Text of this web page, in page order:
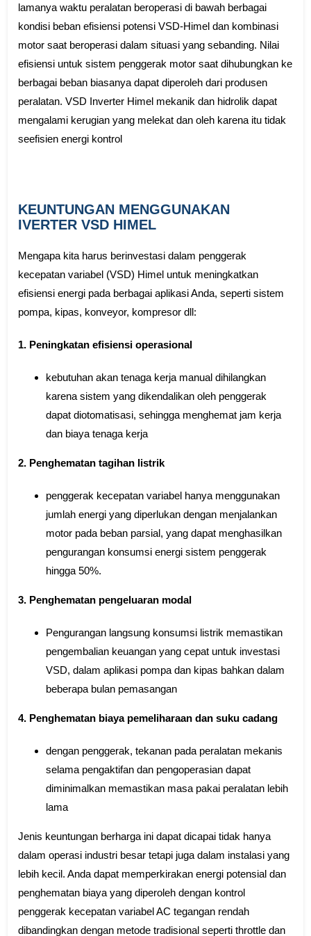
lamanya waktu peralatan beroperasi di bawah berbagai
kondisi beban efisiensi potensi VSD-Himel dan kombinasi
motor saat beroperasi dalam situasi yang sebanding. Nilai
efisiensi untuk sistem penggerak motor saat dihubungkan ke
berbagai beban biasanya dapat diperoleh dari produsen
peralatan. VSD Inverter Himel mekanik dan hidrolik dapat
mengalami kerugian yang melekat dan oleh karena itu tidak
seefisien energi kontrol
KEUNTUNGAN MENGGUNAKAN
IVERTER VSD HIMEL
Mengapa kita harus berinvestasi dalam penggerak
kecepatan variabel (VSD) Himel untuk meningkatkan
efisiensi energi pada berbagai aplikasi Anda, seperti sistem
pompa, kipas, konveyor, kompresor dll:
1. Peningkatan efisiensi operasional
kebutuhan akan tenaga kerja manual dihilangkan
karena sistem yang dikendalikan oleh penggerak
dapat diotomatisasi, sehingga menghemat jam kerja
dan biaya tenaga kerja
2. Penghematan tagihan listrik
penggerak kecepatan variabel hanya menggunakan
jumlah energi yang diperlukan dengan menjalankan
motor pada beban parsial, yang dapat menghasilkan
pengurangan konsumsi energi sistem penggerak
hingga 50%.
3. Penghematan pengeluaran modal
Pengurangan langsung konsumsi listrik memastikan
pengembalian keuangan yang cepat untuk investasi
VSD, dalam aplikasi pompa dan kipas bahkan dalam
beberapa bulan pemasangan
4. Penghematan biaya pemeliharaan dan suku cadang
dengan penggerak, tekanan pada peralatan mekanis
selama pengaktifan dan pengoperasian dapat
diminimalkan memastikan masa pakai peralatan lebih
lama
Jenis keuntungan berharga ini dapat dicapai tidak hanya
dalam operasi industri besar tetapi juga dalam instalasi yang
lebih kecil. Anda dapat memperkirakan energi potensial dan
penghematan biaya yang diperoleh dengan kontrol
penggerak kecepatan variabel AC tegangan rendah
dibandingkan dengan metode tradisional seperti throttle dan